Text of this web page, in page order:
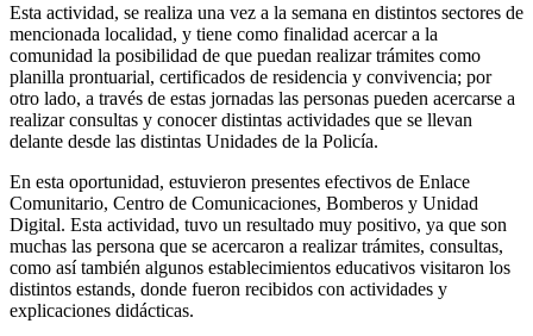
Esta actividad, se realiza una vez a la semana en distintos sectores de
mencionada localidad, y tiene como finalidad acercar a la
comunidad la posibilidad de que puedan realizar trámites como
planilla prontuarial, certificados de residencia y convivencia; por
otro lado, a través de estas jornadas las personas pueden acercarse a
realizar consultas y conocer distintas actividades que se llevan
delante desde las distintas Unidades de la Policía.
En esta oportunidad, estuvieron presentes efectivos de Enlace
Comunitario, Centro de Comunicaciones, Bomberos y Unidad
Digital. Esta actividad, tuvo un resultado muy positivo, ya que son
muchas las persona que se acercaron a realizar trámites, consultas,
como así también algunos establecimientos educativos visitaron los
distintos estands, donde fueron recibidos con actividades y
explicaciones didácticas.